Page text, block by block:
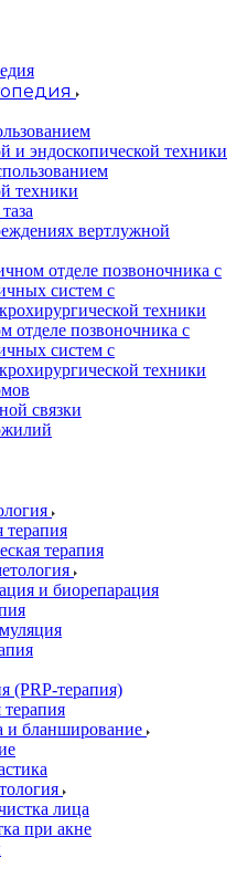
и эндоскопической техники
техники
вертлужной
отделе позвоночника с
систем с
техники
отделе позвоночника с
систем с
техники
связки
терапия
терапия
и биорепарация
(PRP-терапия)
и бланширование
лица
при акне